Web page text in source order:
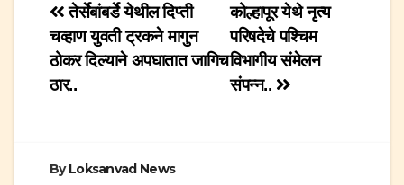
Post
navigation
कोल्हापूर येथे नृत्य
परिषदेचे पश्चिम
विभागीय संमेलन
संपन्न..
तेर्सेबांबर्डे येथील दिप्ती
चव्हाण युवती ट्रकने मागुन
ठोकर दिल्याने अपघातात जागिच
ठार..
ByLoksanvad News